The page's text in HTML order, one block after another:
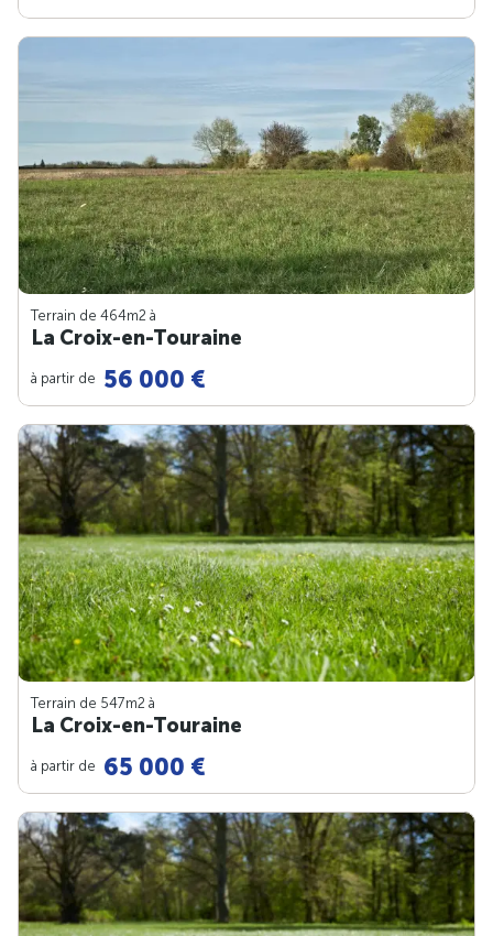
Terrain de 464m2 à
La Croix-en-Touraine
à partir de 56 000 €
Terrain de 547m2 à
La Croix-en-Touraine
à partir de 65 000 €